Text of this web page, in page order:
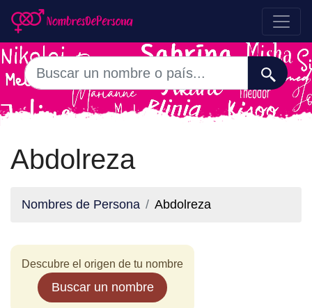
Abdolreza
Nombres de Persona Abdolreza
Descubre el origen de tu nombre
Buscar un nombre